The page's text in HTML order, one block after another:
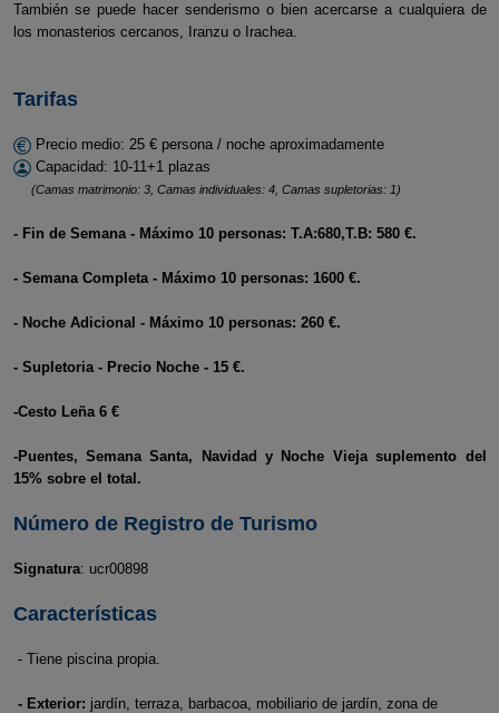
También se puede hacer senderismo o bien acercarse a cualquiera de
los monasterios cercanos, Iranzu o Irachea.
Tarifas
Precio medio: 25 € persona / noche aproximadamente
Capacidad: 10-11+1 plazas
(Camas matrimonio: 3, Camas individuales: 4, Camas supletorias: 1)
- Fin de Semana - Máximo 10 personas: T.A:680,T.B: 580 €.
- Semana Completa - Máximo 10 personas: 1600 €.
- Noche Adicional - Máximo 10 personas: 260 €.
- Supletoria - Precio Noche - 15 €.
-Cesto Leña 6 €
-Puentes, Semana Santa, Navidad y Noche Vieja suplemento del
15% sobre el total.
Número de Registro de Turismo
Signatura: ucr00898
Características
- Tiene piscina propia.
- Exterior: jardín, terraza, barbacoa, mobiliario de jardín, zona de